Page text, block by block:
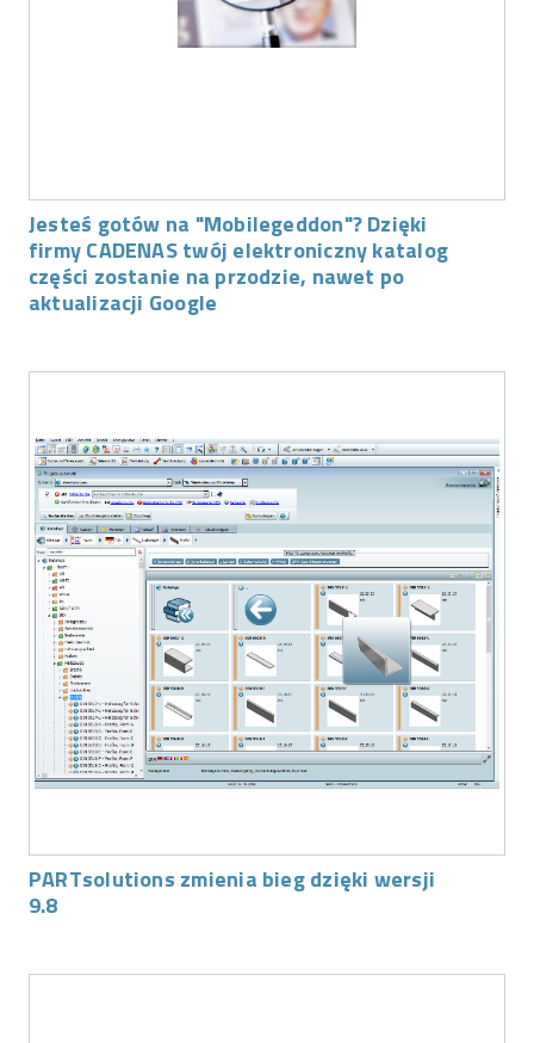
Jesteś gotów na "Mobilegeddon"? Dzięki
firmy CADENAS twój elektroniczny katalog
części zostanie na przodzie, nawet po
aktualizacji Google
PARTsolutions zmienia bieg dzięki wersji
9.8